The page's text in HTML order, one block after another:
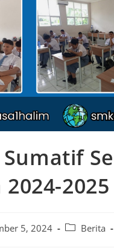
2025
5, 2024 Berita